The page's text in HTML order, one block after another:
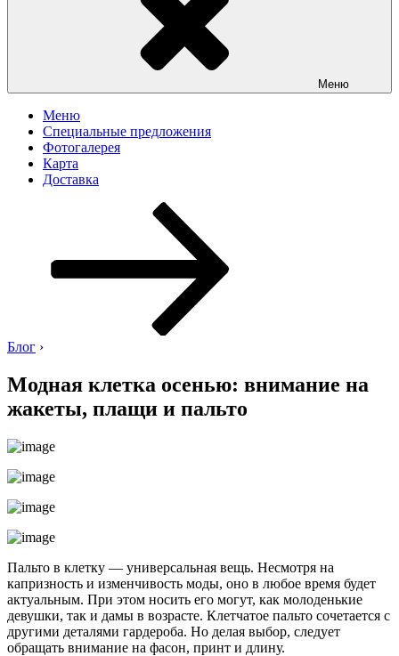
Меню
Меню
Специальные предложения
Фотогалерея
Карта
Доставка
Блог ›
Модная клетка осенью: внимание на
жакеты, плащи и пальто
Пальто в клетку — универсальная вещь. Несмотря на
капризность и изменчивость моды, оно в любое время будет
актуальным. При этом носить его могут, как молоденькие
девушки, так и дамы в возрасте. Клетчатое пальто сочетается с
другими деталями гардероба. Но делая выбор, следует
обращать внимание на фасон, принт и длину.